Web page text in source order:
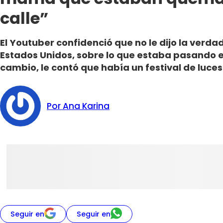
calle”
El Youtuber confidenció que no le dijo la
Estados Unidos, sobre lo que estaba pasando
cambio, le contó que había un festival de
Por Ana Karina
Seguir en Seguir en